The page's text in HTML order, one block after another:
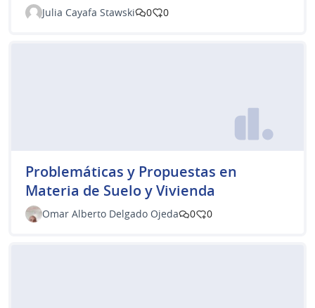
Julia Cayafa Stawski 0 0
Problemáticas y Propuestas en
Materia de Suelo y Vivienda
Omar Alberto Delgado Ojeda 0 0